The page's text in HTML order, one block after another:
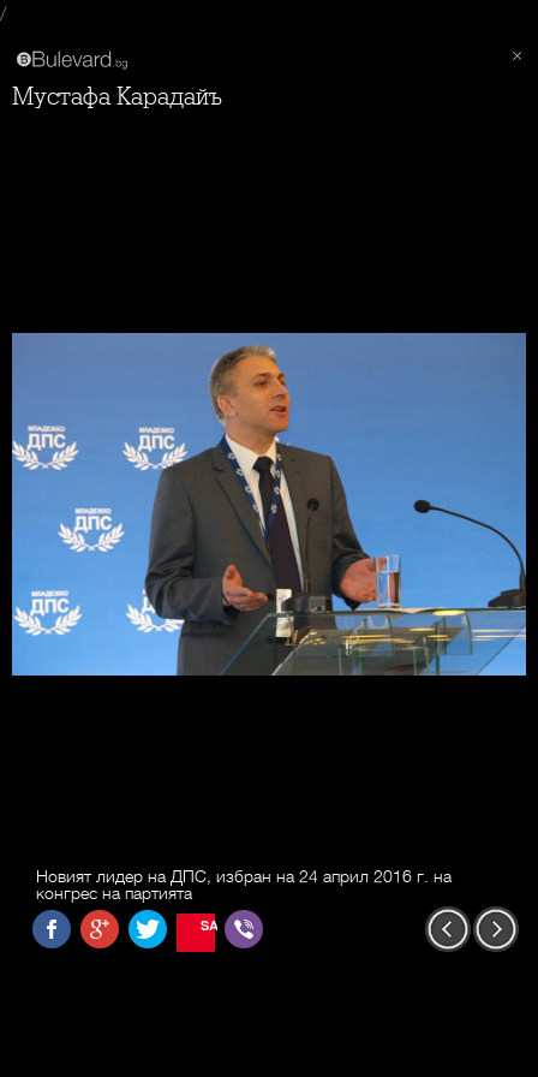
/
Мустафа Карадайъ
Новият лидер на ДПС, избран на 24 април 2016 г. на
конгрес на партията
SAVE